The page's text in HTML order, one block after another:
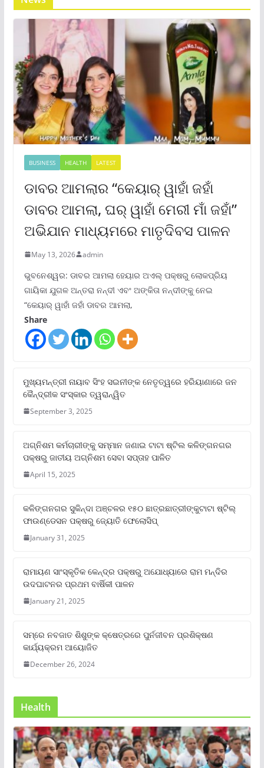
BUSINESS HEALTH LATEST
ଡାବର ଆମଲାର “କେୟାର୍ ୱାହାଁ ଜହାଁ
ଡାବର ଆମଲା, ଘର୍ ୱାହାଁ ମେରୀ ମାଁ ଜହାଁ”
ଅଭିଯାନ ମାଧ୍ୟମରେ ମାତୃଦିବସ ପାଳନ
May 13, 2026 admin
ଭୁବନେଶ୍ୱର: ଡାବର ଆମଲା ହେୟାର ଅଏଲ୍ ପକ୍ଷରୁ ଲୋକପ୍ରିୟ
ଗାୟିକା ଯୁଗଳ ଅନ୍ତରା ନନ୍ଦୀ ଏବଂ ଅଙ୍କିତା ନନ୍ଦୀଙ୍କୁ ନେଇ
“କେୟାର୍ ୱାହାଁ ଜହାଁ ଡାବର ଆମଲା,
Share
ମୁଖ୍ୟମନ୍ତ୍ରୀ ନାୟାବ ସିଂହ ସଇନୀଙ୍କ ନେତୃତ୍ୱରେ ହରିୟାଣାରେ ଜନ
କୈନ୍ଦ୍ରୀକ ସଂସ୍କାର ତ୍ୱରାନ୍ୱିତ
September 3, 2025
ଅଗ୍ନିଶମ କର୍ମଚାରୀଙ୍କୁ ସମ୍ମାନ ଜଣାଇ ଟାଟା ଷ୍ଟିଲ କଳିଙ୍ଗନଗର
ପକ୍ଷରୁ ଜାତୀୟ ଅଗ୍ନିଶମ ସେବା ସପ୍ତାହ ପାଳିତ
April 15, 2025
କଳିଙ୍ଗନଗର ସୁକିନ୍ଦା ଅଞ୍ଚଳର ୧୫୦ ଛାତ୍ରଛାତ୍ରୀଙ୍କୁଟାଟା ଷ୍ଟିଲ୍
ଫାଉଣ୍ଡେସନ ପକ୍ଷରୁ ଜ୍ୟୋତି ଫେଲୋସିପ୍‌
January 31, 2025
ରାମାୟଣ ସାଂସ୍କୃତିକ କେନ୍ଦ୍ର ପକ୍ଷରୁ ଅଯୋଧ୍ୟାରେ ରାମ ମନ୍ଦିର
ଉଦଘାଟନର ପ୍ରଥମ ବାର୍ଷିକୀ ପାଳନ
January 21, 2025
ସମ୍‌ରେ ନବଜାତ ଶିଶୁଙ୍କ କ୍ଷେତ୍ରରେ ପୁର୍ନଜୀବନ ପ୍ରଶିକ୍ଷଣ
କାର୍ଯ୍ୟକ୍ରମ ଆୟୋଜିତ
December 26, 2024
Health